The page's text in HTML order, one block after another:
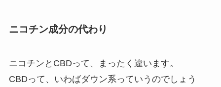
ニコチン成分の代わり
ニコチンとCBDって、まったく違います。
CBDって、いわばダウン系っていうのでしょう